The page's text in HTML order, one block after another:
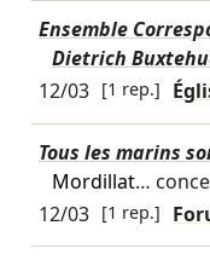
Ensemble
Dietrich
12/03 [1 rep.]
Tous les marins
Mordillat…
12/03 [1 rep.]